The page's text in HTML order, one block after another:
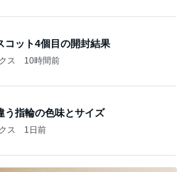
コット4個目の開封結果
ス 10時間前
う指輪の色味とサイズ
ス 1日前